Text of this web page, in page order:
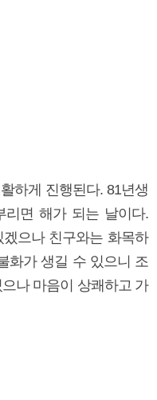
하게 진행된다. 81년생
리면 해가 되는 날이다.
으나 친구와는 화목하
화가 생길 수 있으니 조
나 마음이 상쾌하고 가